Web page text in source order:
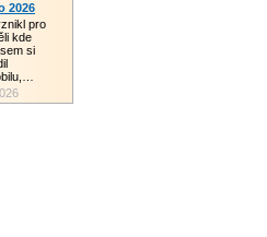
2026
pro
kde
si